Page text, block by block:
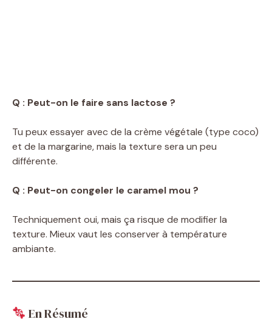
Q : Peut-on le faire sans lactose ?
Tu peux essayer avec de la crème végétale (type coco)
et de la margarine, mais la texture sera un peu
différente.
Q : Peut-on congeler le caramel mou ?
Techniquement oui, mais ça risque de modifier la
texture. Mieux vaut les conserver à température
ambiante.
En Résumé